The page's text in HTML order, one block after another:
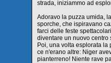
strada, iniziammo ad
Adoravo la puzza umida,
sporche, che ispiravano
farci delle feste
diventare un nuovo centro
Poi, una volta esplorata la
ce n'erano altre: Niger
pianterreno! Niente rave